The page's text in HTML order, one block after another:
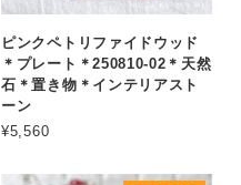
ピンクペトリファイドウッド
＊プレート＊250810-02＊天然
石＊置き物＊インテリアスト
ーン
¥5,560